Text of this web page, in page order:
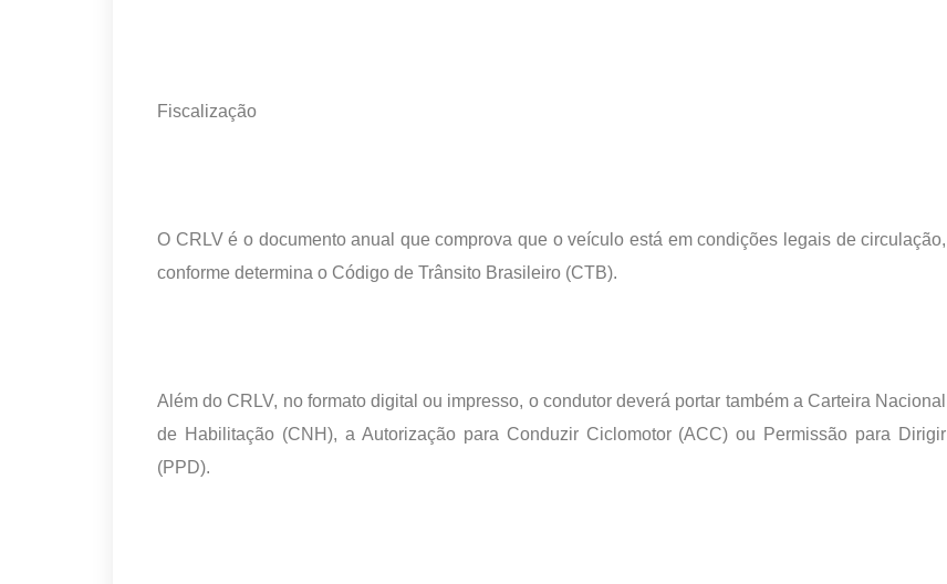
Fiscalização
O CRLV é o documento anual que comprova que o veículo está em condições legais de circulação,
conforme determina o Código de Trânsito Brasileiro (CTB).
Além do CRLV, no formato digital ou impresso, o condutor deverá portar também a Carteira Nacional
de Habilitação (CNH), a Autorização para Conduzir Ciclomotor (ACC) ou Permissão para Dirigir
(PPD).